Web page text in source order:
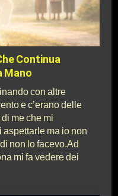
Continua
Mano
con altre
e c’erano delle
me che mi
ma io non
non lo facevo.Ad
mi fa vedere dei